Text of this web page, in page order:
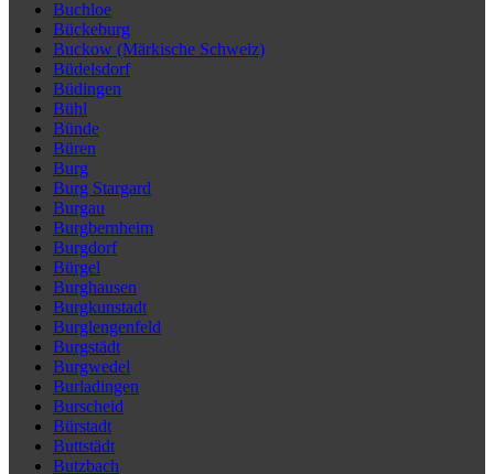
Buchloe
Bückeburg
Buckow (Märkische Schweiz)
Büdelsdorf
Büdingen
Bühl
Bünde
Büren
Burg
Burg Stargard
Burgau
Burgbernheim
Burgdorf
Bürgel
Burghausen
Burgkunstadt
Burglengenfeld
Burgstädt
Burgwedel
Burladingen
Burscheid
Bürstadt
Buttstädt
Butzbach